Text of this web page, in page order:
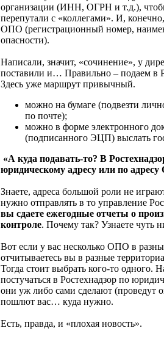
организации (ИНН, ОГРН и т.д.),
перепутали с «коллегами». И,
ОПО (регистрационный номер,
опасности).
Написали, значит, «сочинение», у
поставили и… Правильно – подаем в
Здесь уже маршрут привычный.
можно на бумаге (подвезти
по почте);
можно в форме электронного
(подписанного ЭЦП) выслать
«А куда подавать-то? В
юридическому адресу или по
Знаете, адреса большой роли не
нужно отправлять в то управление
вы сдаете ежегодные отчеты о
контроле. Почему так? Узнаете чуть
Вот если у вас несколько ОПО в
отчитываетесь вы в разные
Тогда стоит выбрать кого-то одного.
постучаться в Ростехнадзор по
они уж либо сами сделают (проведут
пошлют вас… куда нужно.
Есть, правда, и «плохая новость».